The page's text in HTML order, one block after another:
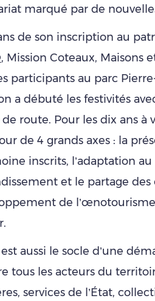
marqué par de
de son inscription au
, Mission Coteaux, Maisons
participants au parc
a débuté les festivités
route. Pour les dix ans à
de 4 grands axes : la
inscrits, l’adaptation
et le partage des
de
aussi le socle d’une
tous les acteurs du
services de l’État,